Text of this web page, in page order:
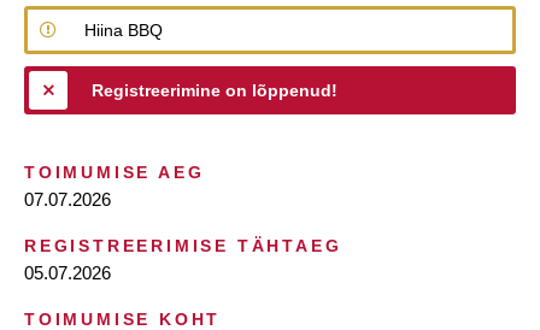
Hiina BBQ
Registreerimine on lõppenud!
TOIMUMISE AEG
07.07.2026
REGISTREERIMISE TÄHTAEG
05.07.2026
TOIMUMISE KOHT